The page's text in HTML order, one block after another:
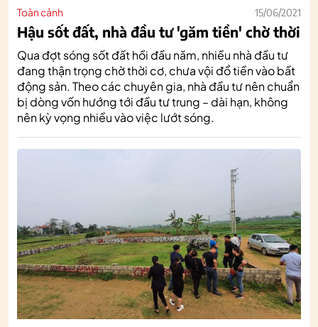
Toàn cảnh 15/06/2021
Hậu sốt đất, nhà đầu tư 'găm tiền' chờ thời
Qua đợt sóng sốt đất hồi đầu năm, nhiều nhà đầu tư
đang thận trọng chờ thời cơ, chưa vội đổ tiền vào bất
động sản. Theo các chuyên gia, nhà đầu tư nên chuẩn
bị dòng vốn hướng tới đầu tư trung – dài hạn, không
nên kỳ vọng nhiều vào việc lướt sóng.